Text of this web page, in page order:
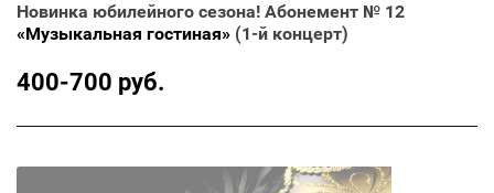
Новинка юбилейного сезона! Абонемент № 12
«Музыкальная гостиная» (1-й концерт)
400-700 руб.